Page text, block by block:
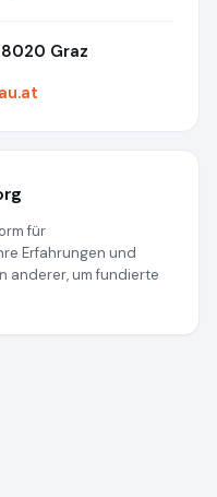
Graz
für
Erfahrungen und
anderer, um fundierte